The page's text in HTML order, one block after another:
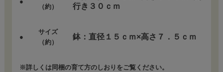
（約）
行き３０ｃｍ
●
サイズ
（約）
鉢：直径１５ｃｍ×高さ７．５ｃｍ
※詳しくは同梱の育て方のしおりをご覧ください。